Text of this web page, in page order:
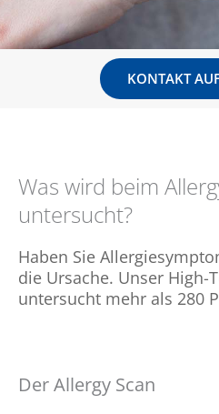
KONTAKT
Was wird beim
untersucht?
Haben Sie
die Ursache. Unser High-
untersucht mehr als 280
Der Allergy Scan